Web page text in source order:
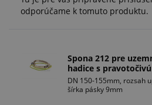
odporúčame k tomuto produktu.
Spona 212 pre
hadice s
DN 150-155mm, rozsah
šírka pásky 9mm